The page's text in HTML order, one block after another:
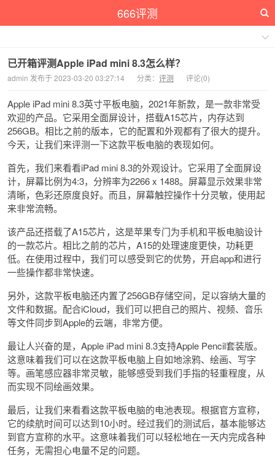
666评测
已开箱评测Apple iPad mini 8.3怎么样？
admin 发布于 2023-03-20 03:27:14 分类： 评测 评论(0)
Apple iPad mini 8.3英寸平板电脑，2021年新款，是一款非常受
欢迎的产品。它采用全面屏设计，搭载A15芯片，内存达到
256GB。相比之前的版本，它的配置和外观都有了很大的提升。
今天，让我们来评测一下这款平板电脑的表现如何。
首先，我们来看看iPad mini 8.3的外观设计。它采用了全面屏设
计，屏幕比例为4:3，分辨率为2266 x 1488。屏幕显示效果非常
清晰，色彩还原度良好。而且，屏幕触控操作十分灵敏，使用起
来非常流畅。
该产品还搭载了A15芯片，这是苹果专门为手机和平板电脑设计
的一款芯片。相比之前的芯片，A15的处理速度更快，功耗更
低。在使用过程中，我们可以感受到它的优势，开启app和进行
一些操作都非常快速。
另外，这款平板电脑还内置了256GB存储空间，足以容纳大量的
文件和数据。配合iCloud，我们可以把自己的照片、视频、音乐
等文件同步到Apple的云端，非常方便。
最让人兴奋的是，Apple iPad mini 8.3支持Apple Pencil套装版。
这意味着我们可以在这款平板电脑上自如地涂鸦、绘画、写字
等。画笔感应器非常灵敏，能够感受到我们手指的轻重程度，从
而实现不同绘画效果。
最后，让我们来看看这款平板电脑的电池表现。根据官方宣称，
它的续航时间可以达到10小时。经过我们的测试后，基本能够达
到官方宣称的水平。这意味着我们可以轻松地在一天内完成各种
任务，无需担心电量不足的问题。